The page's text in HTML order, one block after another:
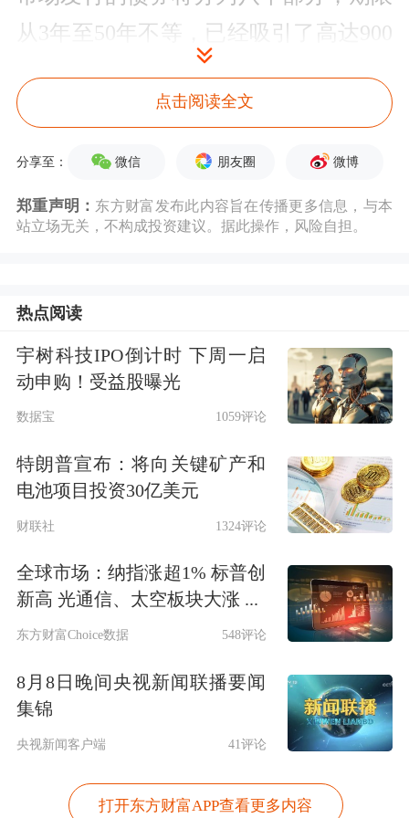
从3年至50年不等，已经吸引了高达900
亿美元的认购订单。其中，期限最长的
部分收益率比同期美国国债高出1.07个
穆迪评级在3日当天的报告中指出，
途，可能包括偿还部分未偿债务。这些
债券将获得穆迪第三高信用等级Aa2评
级，预计标普全球
将给予更高一档的评
级。
此外，Alphabet的美元债券发行由高
盛、汇丰、 和美国银行等牵
大通和法国巴黎银行等牵头。
3日当天，谷歌（Nasdaq：GOOGL）股
价涨0.9%收于每股283.72美元，总市值
3.43万亿美元。
亿美元的创纪录发债。公司发行了期限
点击阅读全文
分享至： 微信 朋友圈 微博
郑重声明： 东方财富发布此内容旨在传播更多信息，与本
站立场无关，不构成投资建议。据此操作，风险自担。
热点阅读
宇树科技IPO倒计时 下周一启
动申购！受益股曝光
数据宝 1059评论
特朗普宣布：将向关键矿产和
电池项目投资30亿美元
财联社 1324评论
全球市场：纳指涨超1% 标普创
新高 光通信、太空板块大涨 ...
东方财富Choice数据 548评论
8月8日晚间央视新闻联播要闻
集锦
央视新闻客户端 41评论
打开东方财富APP查看更多内容